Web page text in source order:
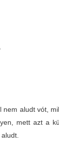
aludt vót,
mett azt a